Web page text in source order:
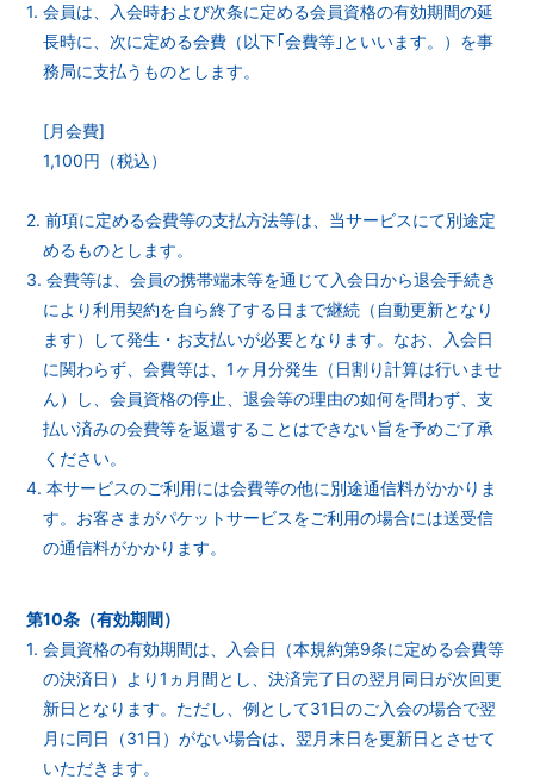
1. 会員は、入会時および次条に定める会員資格の有効期間の延
長時に、次に定める会費（以下｢会費等｣といいます。）を事
務局に支払うものとします。
[月会費]
1,100円（税込）
2. 前項に定める会費等の支払方法等は、当サービスにて別途定
めるものとします。
3. 会費等は、会員の携帯端末等を通じて入会日から退会手続き
により利用契約を自ら終了する日まで継続（自動更新となり
ます）して発生・お支払いが必要となります。なお、入会日
に関わらず、会費等は、1ヶ月分発生（日割り計算は行いませ
ん）し、会員資格の停止、退会等の理由の如何を問わず、支
払い済みの会費等を返還することはできない旨を予めご了承
ください。
4. 本サービスのご利用には会費等の他に別途通信料がかかりま
す。お客さまがパケットサービスをご利用の場合には送受信
の通信料がかかります。
第10条（有効期間）
1. 会員資格の有効期間は、入会日（本規約第9条に定める会費等
の決済日）より1ヵ月間とし、決済完了日の翌月同日が次回更
新日となります。ただし、例として31日のご入会の場合で翌
月に同日（31日）がない場合は、翌月末日を更新日とさせて
いただきます。